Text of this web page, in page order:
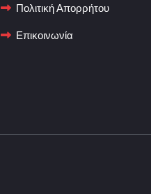
Πολιτική Απορρήτου
Επικοινωνία